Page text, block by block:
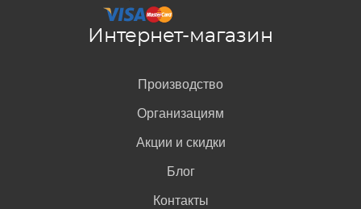
Интернет-магазин
Производство
Организациям
Акции и скидки
Блог
Контакты